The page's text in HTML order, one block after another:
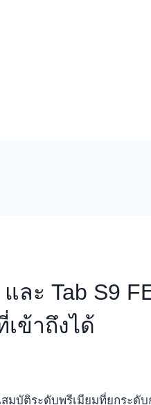
และ Tab S9
ข้าถึงได้
บัติระดับพรีเมียมที่ยกระ